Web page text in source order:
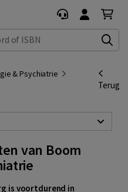
& Psychiatrie
Terug
van Boom
is voortdurend in